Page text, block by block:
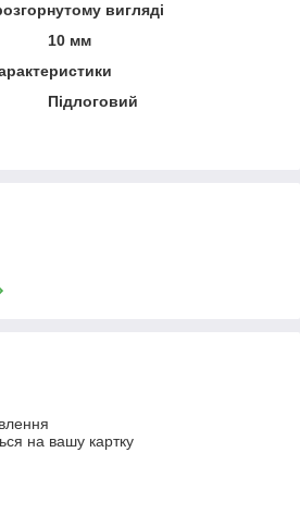
вигляді
10 мм
Підлоговий
на вашу картку